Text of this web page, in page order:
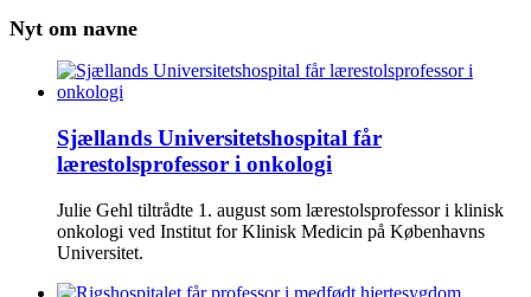
Nyt om navne
Sjællands Universitetshospital får
lærestolsprofessor i onkologi
Julie Gehl tiltrådte 1. august som lærestolsprofessor i klinisk
onkologi ved Institut for Klinisk Medicin på Københavns
Universitet.